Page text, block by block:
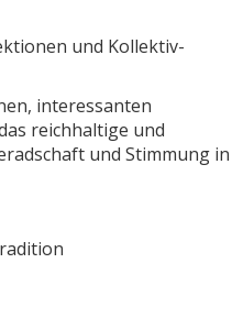
und Kollektiv-
interessanten
reichhaltige und
und Stimmung in